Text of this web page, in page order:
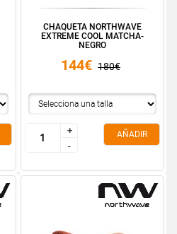
CHAQUETA NORTHWAVE
EXTREME COOL MATCHA-
NEGRO
144€ 180€
+
-
+
-
AÑADIR